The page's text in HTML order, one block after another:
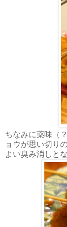
ちなみに薬味（
ョウが思い切り
よい臭み消しと